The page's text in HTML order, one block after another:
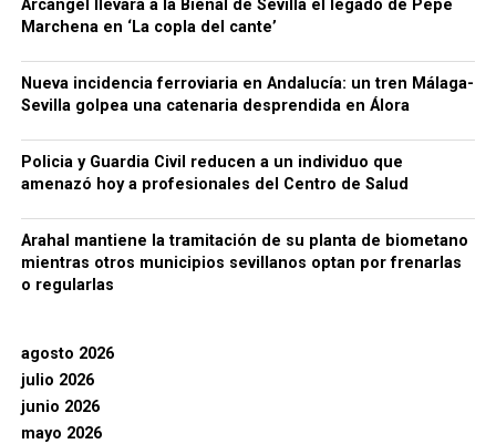
Arcángel llevará a la Bienal de Sevilla el legado de Pepe
Marchena en ‘La copla del cante’
Nueva incidencia ferroviaria en Andalucía: un tren Málaga-
Sevilla golpea una catenaria desprendida en Álora
Policia y Guardia Civil reducen a un individuo que
amenazó hoy a profesionales del Centro de Salud
Arahal mantiene la tramitación de su planta de biometano
mientras otros municipios sevillanos optan por frenarlas
o regularlas
agosto 2026
julio 2026
junio 2026
mayo 2026